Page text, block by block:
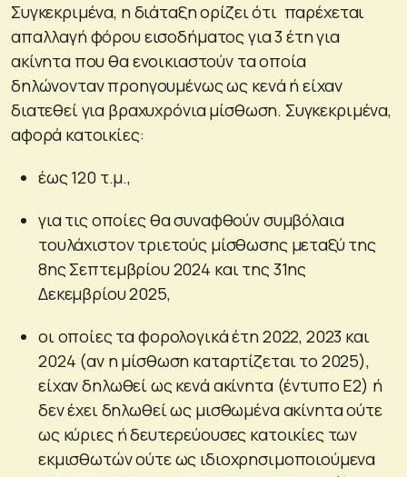
Συγκεκριμένα, η διάταξη ορίζει ότι παρέχεται
απαλλαγή φόρου εισοδήματος για 3 έτη για
ακίνητα που θα ενοικιαστούν τα οποία
δηλώνονταν προηγουμένως ως κενά ή είχαν
διατεθεί για βραχυχρόνια μίσθωση. Συγκεκριμένα,
αφορά κατοικίες:
έως 120 τ.μ.,
για τις οποίες θα συναφθούν συμβόλαια
τουλάχιστον τριετούς μίσθωσης μεταξύ της
8ης Σεπτεμβρίου 2024 και της 31ης
Δεκεμβρίου 2025,
οι οποίες τα φορολογικά έτη 2022, 2023 και
2024 (αν η μίσθωση καταρτίζεται το 2025),
είχαν δηλωθεί ως κενά ακίνητα (έντυπο Ε2) ή
δεν έχει δηλωθεί ως μισθωμένα ακίνητα ούτε
ως κύριες ή δευτερεύουσες κατοικίες των
εκμισθωτών ούτε ως ιδιοχρησιμοποιούμενα